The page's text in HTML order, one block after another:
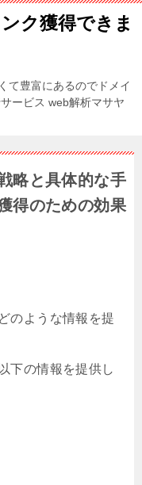
ク獲得できま
て豊富にあるのでドメイ
ービス web解析マサヤ
略と具体的な手
得のための効果
のような情報を提
下の情報を提供し